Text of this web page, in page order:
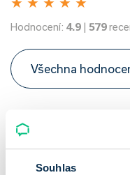
Souhlas
Hodnocení: 4.9 | 579
Všechna